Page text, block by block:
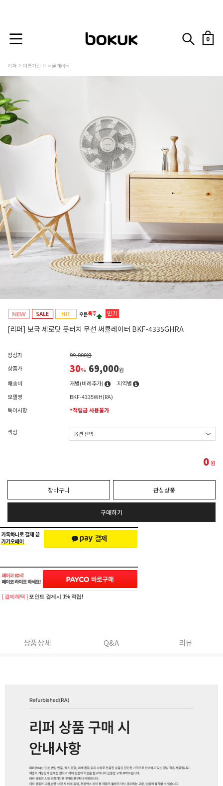
0
리퍼 여름가전 서큘레이터
[리퍼] 보국 제로닷 풋터치 무선 써큘레이터 BKF-4335GHRA
정상가
99,000원
상품가
30% 69,000원
배송비
개별(비례추가)
지역별
모델명
BKF-4335WH(RA)
특이사항
*적립금 사용불가
색상
0원
장바구니 관심상품
구매하기
[ 결제혜택 ] 포인트 결제시 1% 적립!
상품상세 Q&A 리뷰